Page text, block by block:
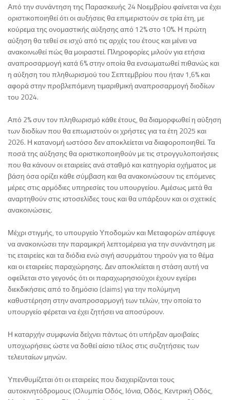
Από την συνάντηση της Παρασκευής 24 Νοεμβρίου φαίνεται να έχει
οριστικοποιηθεί ότι οι αυξήσεις θα επιμεριστούν σε τρία έτη, με
κούρεμα της ονομαστικής αύξησης από 12% στο 10%. Η πρώτη
αύξηση θα τεθεί σε ισχύ από τις αρχές του έτους και μένει να
ανακοινωθεί πώς θα μοιραστεί. Πληροφορίες μιλούν για ετήσια
αναπροσαρμογή κατά 6% στην οποία θα ενσωματωθεί πιθανώς και
η αύξηση του πληθωρισμού του Σεπτεμβρίου που ήταν 1,6% και
αφορά στην προβλεπόμενη τιμαριθμική αναπροσαρμογή διοδίων
του 2024.
Από 2% συν τον πληθωρισμό κάθε έτους, θα διαμορφωθεί η αύξηση
των διοδίων που θα επωμιστούν οι χρήστες για τα έτη 2025 και
2026. Η κατανομή ωστόσο δεν αποκλείεται να διαφοροποιηθεί. Τα
ποσά της αύξησης θα οριστικοποιηθούν με τις στρογγυλοποιήσεις
που θα κάνουν οι εταιρείες ανά σταθμό και κατηγορία οχήματος με
βάση όσα ορίζει κάθε σύμβαση και θα ανακοινώσουν τις επόμενες
μέρες στις αρμόδιες υπηρεσίες του υπουργείου. Αμέσως μετά θα
αναρτηθούν στις ιστοσελίδες τους και θα υπάρξουν και οι σχετικές
ανακοινώσεις.
Μέχρι στιγμής, το υπουργείο Υποδομών και Μεταφορών απέφυγε
να ανακοινώσει την παραμικρή λεπτομέρεια για την συνάντηση με
τις εταιρείες και τα διόδια ενώ σιγή ασυρμάτου τηρούν για το θέμα
και οι εταιρείες παραχώρησης. Δεν αποκλείεται η στάση αυτή να
οφείλεται στο γεγονός ότι οι παραχωρησιούχοι έχουν εγείρει
διεκδικήσεις από το δημόσιο (claims) για την πολύμηνη
καθυστέρηση στην αναπροσαρμογή των τελών, την οποία το
υπουργείο φέρεται να έχει ζητήσει να αποσύρουν.
Η καταρχήν συμφωνία δείχνει πάντως ότι υπήρξαν αμοιβαίες
υποχωρήσεις ώστε να δοθεί αίσιο τέλος στις συζητήσεις των
τελευταίων μηνών.
Υπενθυμίζεται ότι οι εταιρείες που διαχειρίζονται τους
αυτοκινητόδρομους (Ολυμπία Οδός, Ιόνια, Οδός, Κεντρική Οδός,